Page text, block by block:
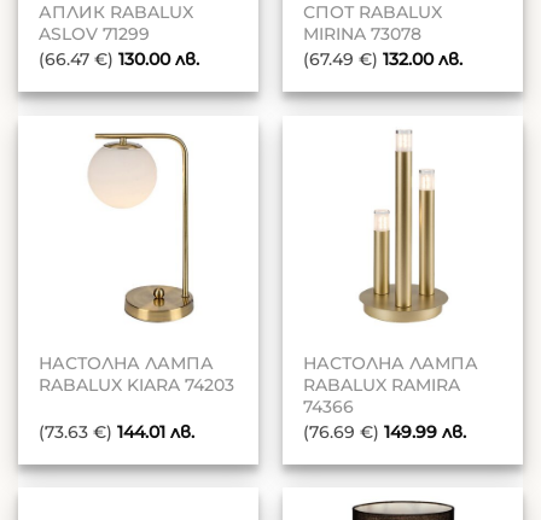
АПЛИК RABALUX
ASLOV 71299
(66.47 €) 130.00лв.
СПОТ RABALUX
MIRINA 73078
(67.49 €) 132.00лв.
НАСТОЛНА ЛАМПА
RABALUX KIARA 74203
(73.63 €) 144.01лв.
НАСТОЛНА ЛАМПА
RABALUX RAMIRA
74366
(76.69 €) 149.99лв.